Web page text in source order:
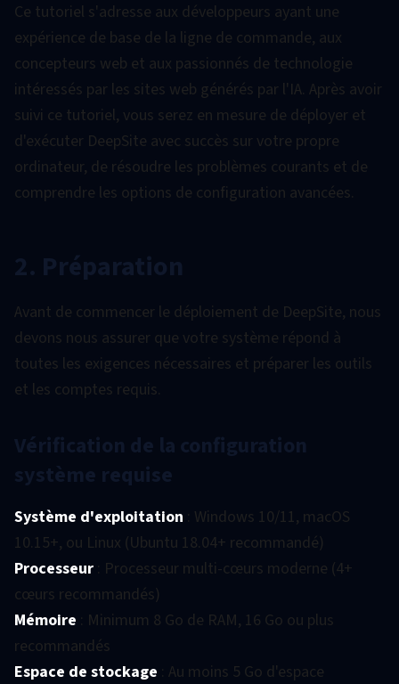
Ce tutoriel s'adresse aux développeurs ayant une
expérience de base de la ligne de commande, aux
concepteurs web et aux passionnés de technologie
intéressés par les sites web générés par l'IA. Après avoir
suivi ce tutoriel, vous serez en mesure de déployer et
d'exécuter DeepSite avec succès sur votre propre
ordinateur, de résoudre les problèmes courants et de
comprendre les options de configuration avancées.
2. Préparation
Avant de commencer le déploiement de DeepSite, nous
devons nous assurer que votre système répond à
toutes les exigences nécessaires et préparer les outils
et les comptes requis.
Vérification de la configuration
système requise
Système d'exploitation : Windows 10/11, macOS
10.15+, ou Linux (Ubuntu 18.04+ recommandé)
Processeur : Processeur multi-cœurs moderne (4+
cœurs recommandés)
Mémoire : Minimum 8 Go de RAM, 16 Go ou plus
recommandés
Espace de stockage : Au moins 5 Go d'espace